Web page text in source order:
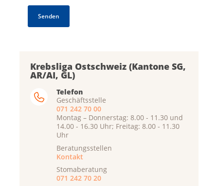
Krebsliga Ostschweiz (Kantone SG,
AR/AI, GL)
Telefon
Geschäftsstelle
071 242 70 00
Montag – Donnerstag: 8.00 - 11.30 und
14.00 - 16.30 Uhr; Freitag: 8.00 - 11.30
Uhr
Beratungsstellen
Kontakt
Stomaberatung
071 242 70 20